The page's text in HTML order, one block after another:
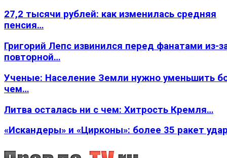
27,2 тысячи рублей: как изменилась средняя
пенсия…
Григорий Лепс извинился перед фанатами из-
повторной…
Ученые: Население Земли нужно уменьшить
чем…
Литва осталась ни с чем: Хитрость Кремля…
«Искандеры» и «Цирконы»: более 35 ракет